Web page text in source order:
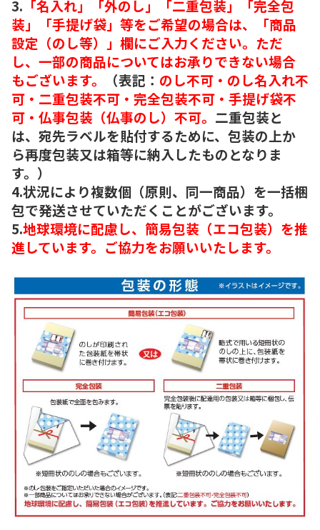
3. 「名入れ」「外のし」「二重包装」「完全包
装」「手提げ袋」等をご希望の場合は、「商品
設定（のし等）」欄にご入力ください。ただ
し、一部の商品についてはお承りできない場合
もございます。
（表記： のし不可・のし名入れ不
可・二重包装不可・完全包装不可・手提げ袋不
可・仏事包装（仏事のし）不可。 二重包装と
は、宛先ラベルを貼付するために、包装の上か
ら再度包装又は箱等に納入したものとなりま
す。）
4.状況により複数個（原則、同一商品）を一括梱
包で発送させていただくことがございます。
5.地球環境に配慮し、簡易包装（エコ包装）を推
進しています。ご協力をお願いいたします。